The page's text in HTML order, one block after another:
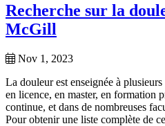
Recherche sur la
McGill
Nov 1, 2023
La douleur est enseignée à
en licence, en master, en formation
continue, et dans de nombreuses
Pour obtenir une liste complète de